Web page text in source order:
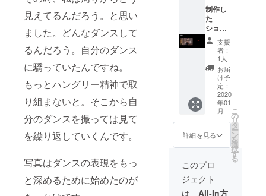
見えてるんだろう。と思い
ました。どんなダンスして
るんだろう。自分のダンス
に驕っていたんですね。
もっとハングリー精神で取
り組まないと。そこから自
分のダンスを撮っては見て
を繰り返していくんです。
写真はダンスの表現をもっ
と深めるために始めたのが
してきてい
る。確実に
作品に深み
が出てきて
「新道トモ
カの写真」
になってき
ているの
！ 時
間：１
時間 日
程は
2020年
2月〜5
月の間
で撮影
しま
す！
データ
でのお
渡しで
す！ 枚
以上100
未満 ※
交通費
自己負
担・都
けしよ
うと思
いま
す。 種
類は選
べるよ
うにい
たしま
す。 サ
イズ：
四つワ
イド
（額装
あり）
後日
メール
にて作
品を展
開いた
しま
制作し
た
ショー
トフィ
ルムの
エンド
ロール
にお名
前を入
れさせ
ていた
だきま
す！ お
名前は
ペン
ネーム
でも会
社名で
もお好
きなも
支援
者：
1人
お届
け予
定：
2020
年01
月
詳細を見る
こ
の
リ
タ
ー
ン
を
選
択
す
る
このプロ
ジェクト
は、 All-In方